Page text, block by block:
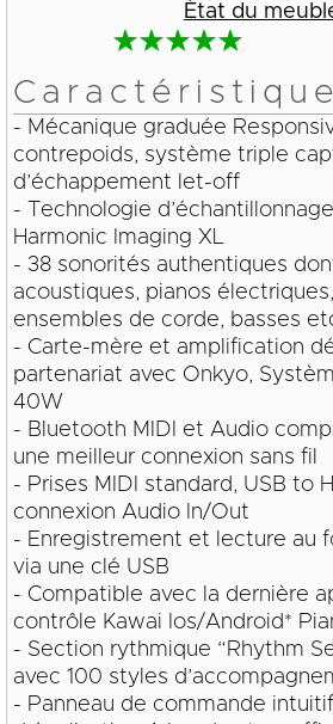
État du
- Mécanique graduée
contrepoids, système triple
d’échappement let-off
- Technologie
Harmonic Imaging XL
- 38 sonorités authentiques
acoustiques, pianos
ensembles de corde, basses
- Carte-mère et amplification
partenariat avec Onkyo,
40W
- Bluetooth MIDI et Audio
une meilleur connexion sans fil
- Prises MIDI standard, USB to
connexion Audio In/Out
- Enregistrement et lecture au
via une clé USB
- Compatible avec la dernière
contrôle Kawai Ios/Android*
- Section rythmique “Rhythm
avec 100 styles
- Panneau de commande